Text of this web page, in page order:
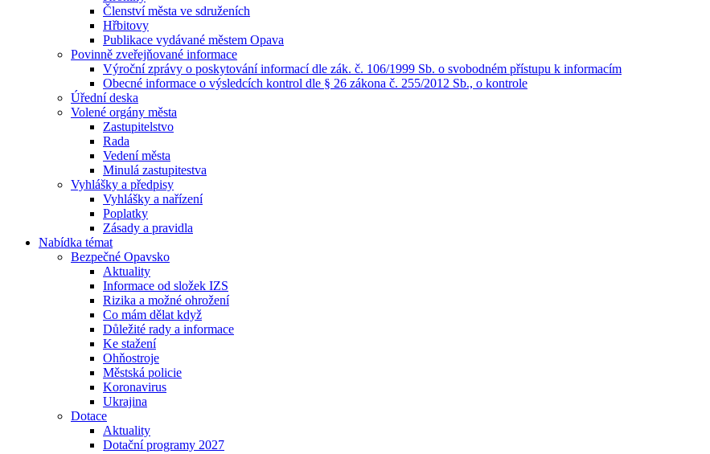
Členství města ve sdruženích
Hřbitovy
Publikace vydávané městem Opava
Povinně zveřejňované informace
Výroční zprávy o poskytování informací dle zák. č. 106/1999 Sb. o svobodném přístupu k informacím
Obecné informace o výsledcích kontrol dle § 26 zákona č. 255/2012 Sb., o kontrole
Úřední deska
Volené orgány města
Zastupitelstvo
Rada
Vedení města
Minulá zastupitestva
Vyhlášky a předpisy
Vyhlášky a nařízení
Poplatky
Zásady a pravidla
Nabídka témat
Bezpečné Opavsko
Aktuality
Informace od složek IZS
Rizika a možné ohrožení
Co mám dělat když
Důležité rady a informace
Ke stažení
Ohňostroje
Městská policie
Koronavirus
Ukrajina
Dotace
Aktuality
Dotační programy 2027